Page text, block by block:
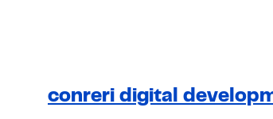
conreri digital